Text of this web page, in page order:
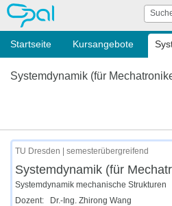
OPAL Suche
Startseite Kursangebote
Systemdynamik (für
TU Dresden | semesterübergreifend
Systemdynamik (für
Systemdynamik mechanische Strukturen
Dozent: Dr.-Ing. Zhirong Wang